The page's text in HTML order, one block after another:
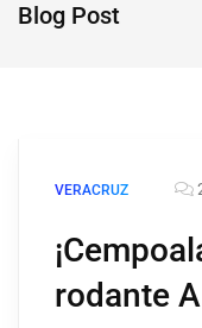
Blog Post
VERACRUZ
rodante